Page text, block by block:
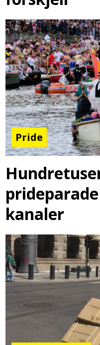
Pride
kanaler